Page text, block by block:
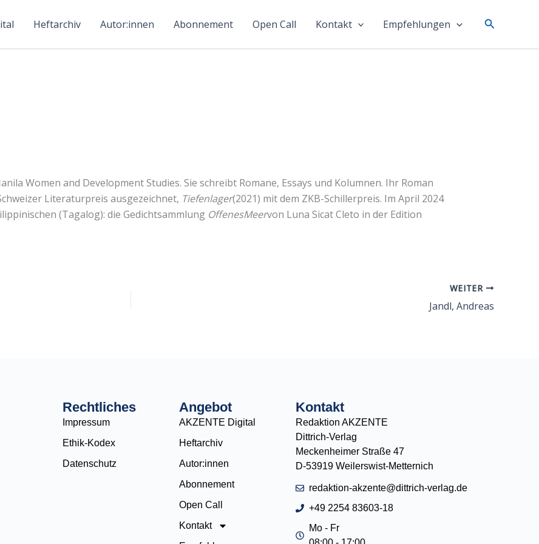
Heftarchiv Autor:innen Abonnement Open Call Kontakt Empfehlungen Suchen
Women and Development Studies. Sie schreibt Romane, Essays und Kolumnen. Ihr Roman
Literaturpreis ausgezeichnet, Tiefenlager(2021) mit dem ZKB-Schillerpreis. Im April 2024
(Tagalog): die Gedichtsammlung OffenesMeervon Luna Sicat Cleto in der Edition
WEITER
Jandl, Andreas
Rechtliches
Impressum
Ethik-Kodex
Datenschutz
Angebot
AKZENTE Digital
Heftarchiv
Autor:innen
Abonnement
Open Call
Kontakt
Kontakt
Redaktion AKZENTE
Dittrich-Verlag
Meckenheimer Straße 47
D-53919 Weilerswist-Metternich
redaktion-akzente@dittrich-verlag.de
+49 2254 83603-18
Mo - Fr